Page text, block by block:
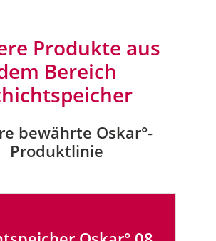
Produkte aus
Bereich
bewährte Oskar°-
Produktlinie